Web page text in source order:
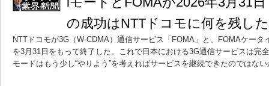
の成功はNTTドコモに何を残し
NTTドコモが3G（W-CDMA）通信サービス「FOMA」と、FOMAケータ
を3月31日をもって終了した。これで日本における3G通信サービスは完
モードはもう少し“やりよう”を考えればサービスを継続できたのではな